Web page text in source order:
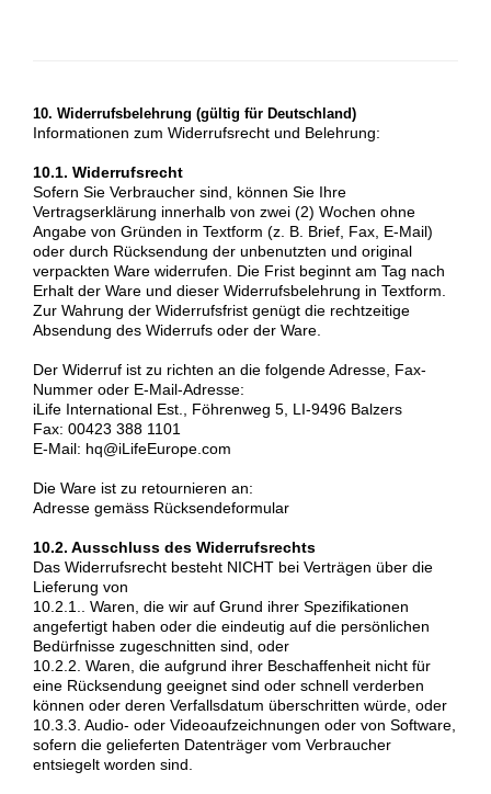
10. Widerrufsbelehrung (gültig für Deutschland)
Informationen zum Widerrufsrecht und Belehrung:
10.1. Widerrufsrecht
Sofern Sie Verbraucher sind, können Sie Ihre
Vertragserklärung innerhalb von zwei (2) Wochen ohne
Angabe von Gründen in Textform (z. B. Brief, Fax, E-Mail)
oder durch Rücksendung der unbenutzten und original
verpackten Ware widerrufen. Die Frist beginnt am Tag nach
Erhalt der Ware und dieser Widerrufsbelehrung in Textform.
Zur Wahrung der Widerrufsfrist genügt die rechtzeitige
Absendung des Widerrufs oder der Ware.
Der Widerruf ist zu richten an die folgende Adresse, Fax-
Nummer oder E-Mail-Adresse:
iLife International Est., Föhrenweg 5, LI-9496 Balzers
Fax: 00423 388 1101
E-Mail: hq@iLifeEurope.com
Die Ware ist zu retournieren an:
Adresse gemäss Rücksendeformular
10.2. Ausschluss des Widerrufsrechts
Das Widerrufsrecht besteht NICHT bei Verträgen über die
Lieferung von
10.2.1.. Waren, die wir auf Grund ihrer Spezifikationen
angefertigt haben oder die eindeutig auf die persönlichen
Bedürfnisse zugeschnitten sind, oder
10.2.2. Waren, die aufgrund ihrer Beschaffenheit nicht für
eine Rücksendung geeignet sind oder schnell verderben
können oder deren Verfallsdatum überschritten würde, oder
10.3.3. Audio- oder Videoaufzeichnungen oder von Software,
sofern die gelieferten Datenträger vom Verbraucher
entsiegelt worden sind.